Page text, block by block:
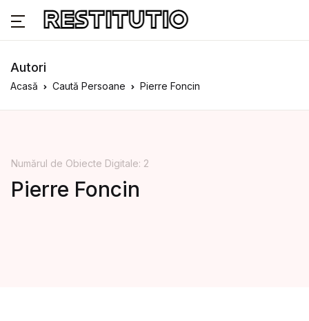
Autori
Acasă Caută Persoane Pierre Foncin
Numărul de Obiecte Digitale: 2
Pierre Foncin